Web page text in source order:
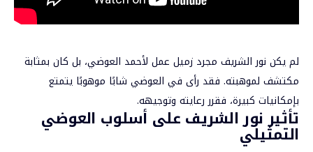
لم يكن نور الشريف مجرد زميل عمل لأحمد العوضي، بل كان بمثابة
مكتشف لموهبته. فقد رأى في العوضي شابًا موهوبًا يتمتع
بإمكانيات كبيرة، فقرر رعايته وتوجيهه.
تأثير نور الشريف على أسلوب العوضي
التمثيلي